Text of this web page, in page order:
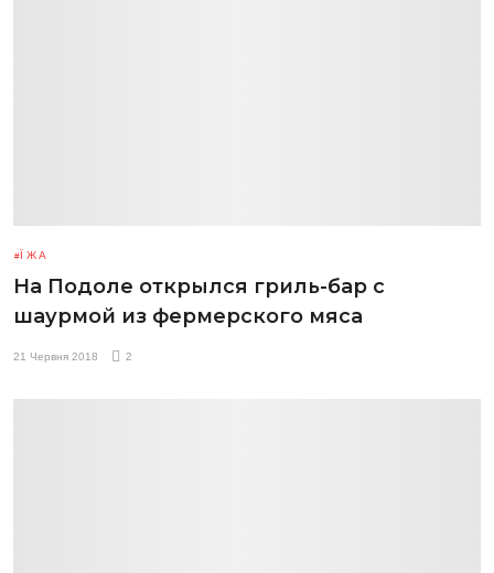
ЇЖА
На Подоле открылся гриль-бар с
шаурмой из фермерского мяса
21 Червня 2018 2